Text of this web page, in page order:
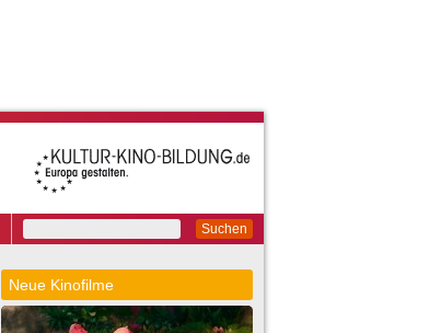
Suchen
Neue Kinofilme